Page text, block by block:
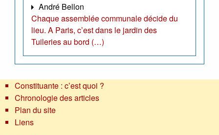
André Bellon
Chaque assemblée communale décide du
lieu. A Paris, c’est dans le jardin des
Tuileries au bord (…)
Constituante : c’est quoi ?
Chronologie des articles
Plan du site
Liens